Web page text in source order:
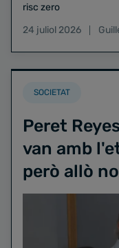
risc zero
24 juliol 2026
SOCIETAT
Peret
van amb
però allò